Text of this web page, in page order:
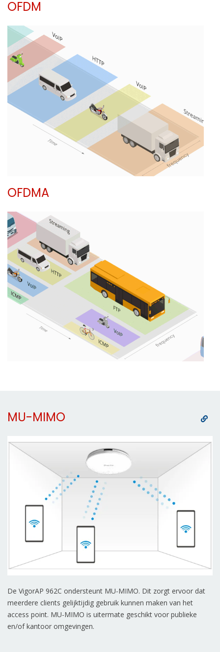
OFDM
OFDMA
MU-MIMO
De VigorAP 962C ondersteunt MU-MIMO. Dit zorgt ervoor dat
meerdere clients gelijktijdig gebruik kunnen maken van het
access point. MU-MIMO is uitermate geschikt voor publieke
en/of kantoor omgevingen.